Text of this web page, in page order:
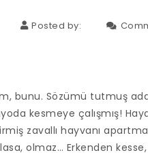
Posted by:
bunu. Sözümü tutmuş
kesmeye çalışmış!
zavallı hayvanı
olmaz… Erkenden